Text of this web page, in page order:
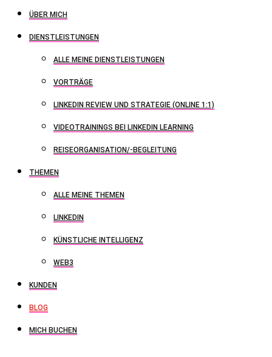
ÜBER MICH
DIENSTLEISTUNGEN
ALLE MEINE DIENSTLEISTUNGEN
VORTRÄGE
LINKEDIN REVIEW UND STRATEGIE (ONLINE 1:1)
VIDEOTRAININGS BEI LINKEDIN LEARNING
REISEORGANISATION/-BEGLEITUNG
THEMEN
ALLE MEINE THEMEN
LINKEDIN
KÜNSTLICHE INTELLIGENZ
WEB3
KUNDEN
BLOG
MICH BUCHEN